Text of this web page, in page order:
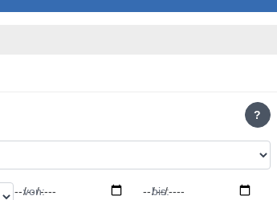
?
von: bis: